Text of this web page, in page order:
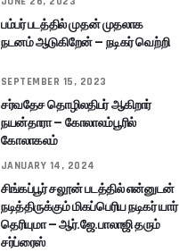
பம்பர் படத்தில் முதன் முதலாக
நடனம் ஆடுகிறேன் – நடிகர் வெற்றி
SEPTEMBER 15, 2023
சர்வதேச தொழிலதிபர் ஆகிறார்
நயன்தாரா – கோலாலம்பூரில்
கோலாகலம்
JANUARY 14, 2024
சிங்கப்பூர் சலூன் படத்தில் என்னுடன்
நடித்திருக்கும் மிகப்பெரிய நடிகர் யார்
தெரியுமா – ஆர்.ஜே.பாலாஜி தரும்
சர்ப்ரைஸ்